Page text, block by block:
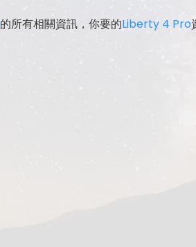
的所有相關資訊，你要的Liberty 4 Pro